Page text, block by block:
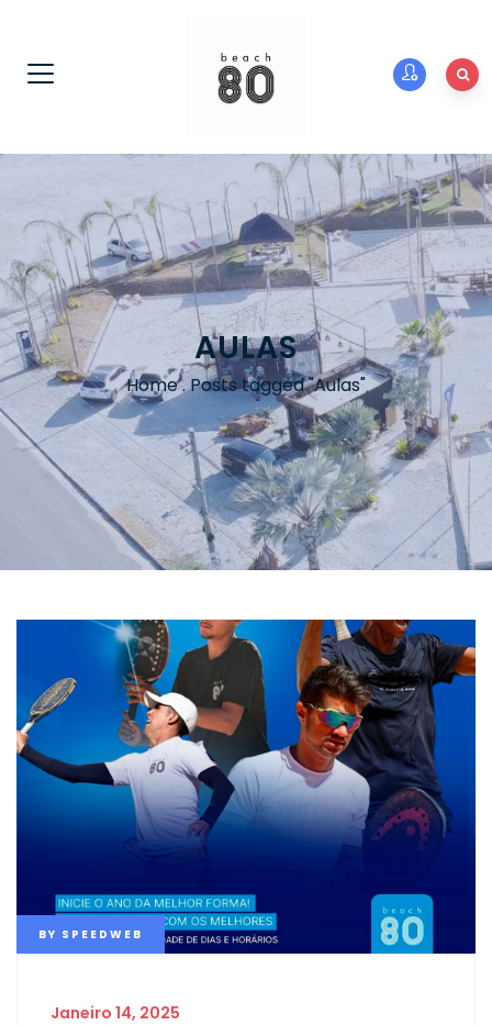
AULAS
Home.Posts tagged "Aulas"
BY SPEEDWEB
Janeiro 14, 2025